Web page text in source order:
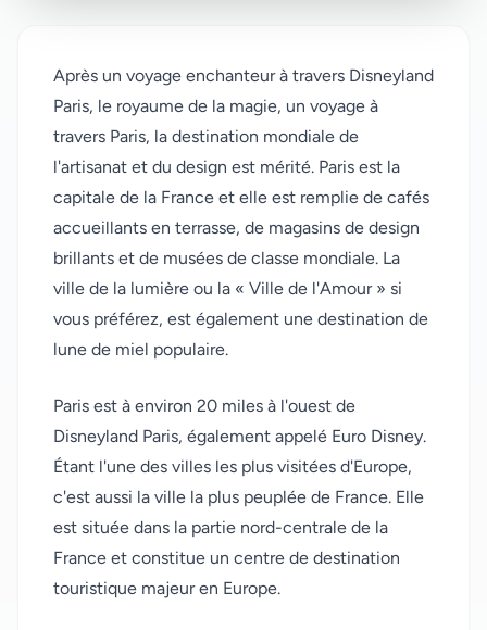
Après un voyage enchanteur à travers Disneyland
Paris, le royaume de la magie, un voyage à
travers Paris, la destination mondiale de
l'artisanat et du design est mérité. Paris est la
capitale de la France et elle est remplie de cafés
accueillants en terrasse, de magasins de design
brillants et de musées de classe mondiale. La
ville de la lumière ou la « Ville de l'Amour » si
vous préférez, est également une destination de
lune de miel populaire.
Paris est à environ 20 miles à l'ouest de
Disneyland Paris, également appelé Euro Disney.
Étant l'une des villes les plus visitées d'Europe,
c'est aussi la ville la plus peuplée de France. Elle
est située dans la partie nord-centrale de la
France et constitue un centre de destination
touristique majeur en Europe.